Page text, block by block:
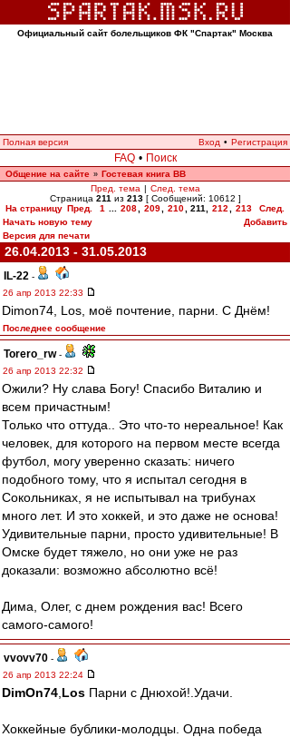
Официальный сайт болельщиков ФК "Спартак" Москва
Полная версия Вход • Регистрация
FAQ • Поиск
Общение на сайте » Гостевая книга ВВ
Пред. тема | След. тема
Страница 211 из 213[ Сообщений: 10612 ]
На страницу Пред. 1 208 209 210 211 212 213
След.
Начать новую тему
Добавить
Версия для печати
26.04.2013 - 31.05.2013
IL-22 -
26 апр 2013 22:33
Dimon74, Los, моё почтение, парни. С Днём!
Последнее сообщение
Torero_rw-
26 апр 2013 22:32
Ожили? Ну слава Богу! Спасибо Виталию и
всем причастным!
Только что оттуда.. Это что-то нереальное! Как
человек, для которого на первом месте всегда
футбол, могу уверенно сказать: ничего
подобного тому, что я испытал сегодня в
Сокольниках, я не испытывал на трибунах
много лет. И это хоккей, и это даже не основа!
Удивительные парни, просто удивительные! В
Омске будет тяжело, но они уже не раз
доказали: возможно абсолютно всё!
Дима, Олег, с днем рождения вас! Всего
самого-самого!
vvovv70 -
26 апр 2013 22:24
DimOn74 Los Парни с Днюхой!.Удачи.
Хоккейные бублики-молодцы. Одна победа